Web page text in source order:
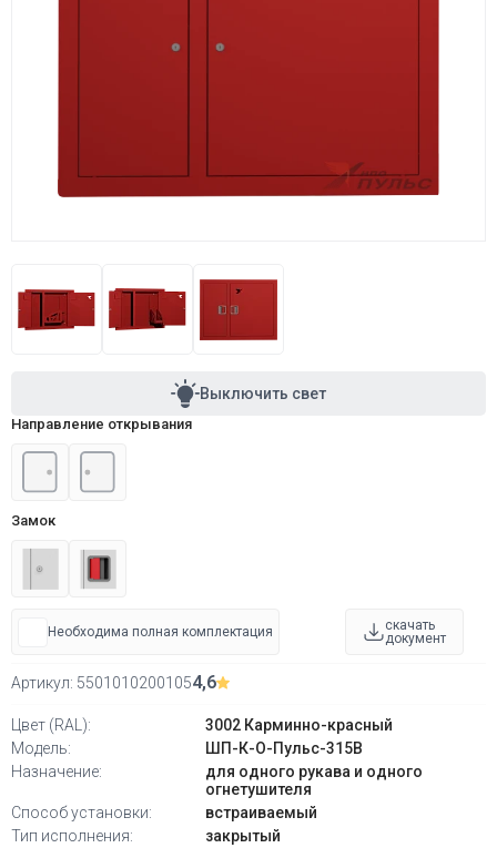
Выключить свет
Направление открывания
Замок
Необходима полная комплектация
скачать
документ
Артикул: 55010102001054,6
Цвет (RAL):
3002 Карминно-красный
Модель:
ШП-К-О-Пульс-315В
Назначение:
для одного рукава и одного
огнетушителя
Способ установки:
встраиваемый
Тип исполнения:
закрытый